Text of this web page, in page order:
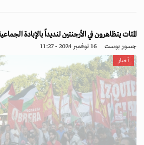
المئات يتظاهرون في الأرجنتين تنديداً بالإبادة
جسور بوست 16 نوفمبر 2024 - 11:27
أخبار